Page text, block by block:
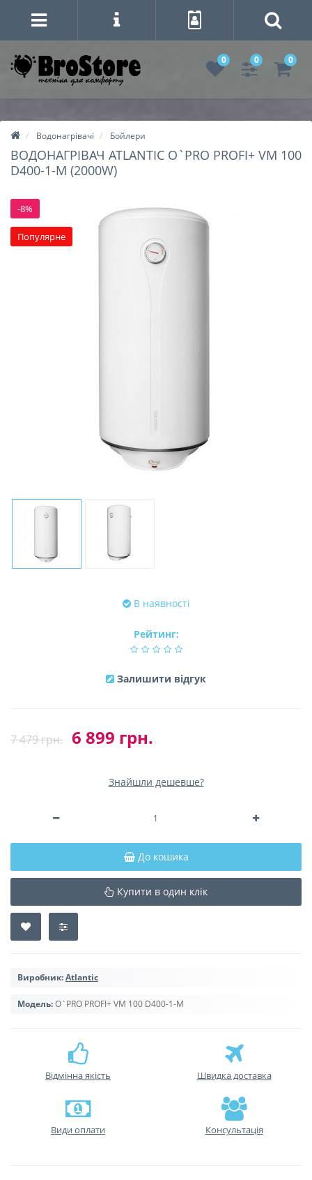
0 0 0
Водонагрівачі Бойлери
ВОДОНАГРІВАЧ ATLANTIC O`PRO PROFI+ VM 100
D400-1-M (2000W)
-8%
Популярне
В наявності
Рейтинг:
Залишити відгук
7 479 грн. 6 899 грн.
Знайшли дешевше?
До кошика
Купити в один клік
Виробник:Atlantic
Модель:O`PRO PROFI+ VM 100 D400-1-M
Відмінна якість Швидка доставка
Види оплати Консультація